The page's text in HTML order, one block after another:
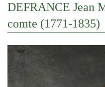
DEFRANCE Jean
comte (1771-1835)